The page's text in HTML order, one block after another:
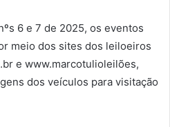
6 e 7 de 2025, os eventos
meio dos sites dos leiloeiros
e www.marcotulioleilões,
dos veículos para visitação